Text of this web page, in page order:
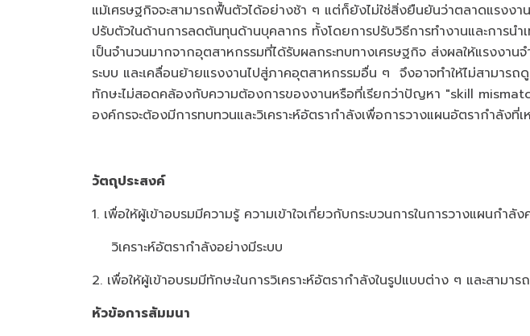
แม้เศรษฐกิจจะสามารถฟื้นตัวได้อย่างช้า ๆ แต่ก็ยังไม่ใช่สิ่งยืนยันว่าตลาดแรงงา
ปรับตัวในด้านการลดต้นทุนด้านบุคลากร ทั้งโดยการปรับวิธีการทำงานและการน
เป็นจำนวนมากจากอุตสาหกรรมที่ได้รับผลกระทบทางเศรษฐกิจ ส่งผลให้แรงงา
ระบบ และเคลื่อนย้ายแรงงานไปสู่ภาคอุตสาหกรรมอื่น ๆ จึงอาจทำให้ไม่สามารถดู
ทักษะไม่สอดคล้องกับความต้องการของงานหรือที่เรียกว่าปัญหา "skill
องค์กรจะต้องมีการทบทวนและวิเคราะห์อัตรากำลังเพื่อการวางแผนอัตรากำลัง
วัตถุประสงค์
1. เพื่อให้ผู้เข้าอบรมมีความรู้ ความเข้าใจเกี่ยวกับกระบวนการในการวางแผนกำลัง
วิเคราะห์อัตรากำลังอย่างมีระบบ
2. เพื่อให้ผู้เข้าอบรมมีทักษะในการวิเคราะห์อัตรากำลังในรูปแบบต่าง ๆ และสามาร
หัวข้อการสัมมนา